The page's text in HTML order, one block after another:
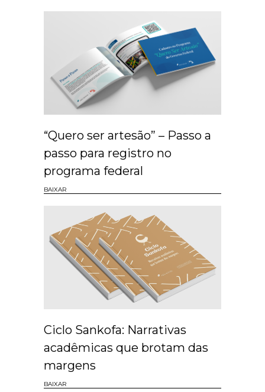
“Quero ser artesão” – Passo a
passo para registro no
programa federal
BAIXAR
Ciclo Sankofa: Narrativas
acadêmicas que brotam das
margens
BAIXAR